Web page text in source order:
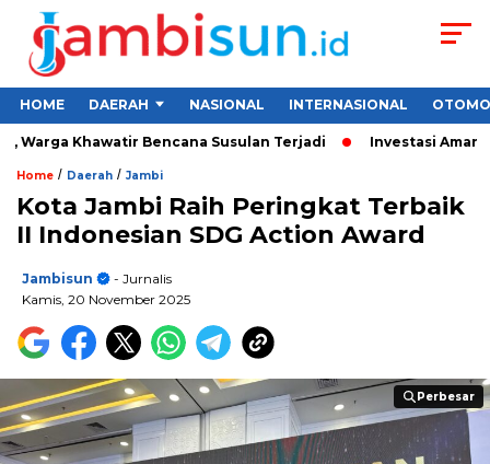
HOME DAERAH NASIONAL INTERNASIONAL
Khawatir Bencana Susulan Terjadi Investasi Aman
Home / Daerah / Jambi
Kota Jambi Raih Peringkat Terbaik
II Indonesian SDG Action Award
Jambisun
- Jurnalis
Kamis, 20 November 2025
Perbesar
Perbesar